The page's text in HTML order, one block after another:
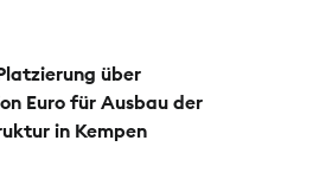
über
Euro für Ausbau der
in Kempen